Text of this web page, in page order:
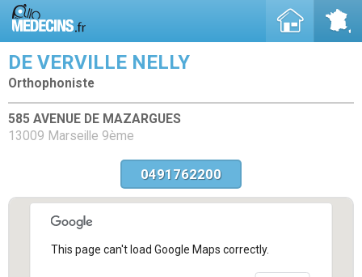
DE VERVILLE NELLY
Orthophoniste
585 AVENUE DE MAZARGUES
13009 Marseille 9ème
0491762200
This page can't load Google Maps correctly.